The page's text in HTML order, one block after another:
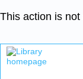
This action is not